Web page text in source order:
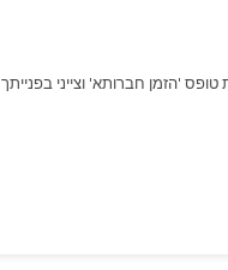
'הזמן חברותא' וצייני בפנייתך